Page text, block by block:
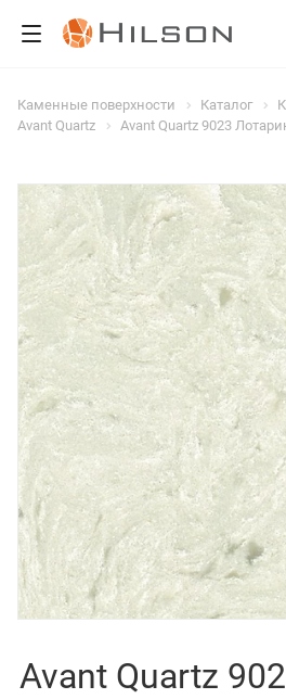
Каменные поверхности Каталог
Avant Quartz
Avant Quartz 9023
Avant Quartz